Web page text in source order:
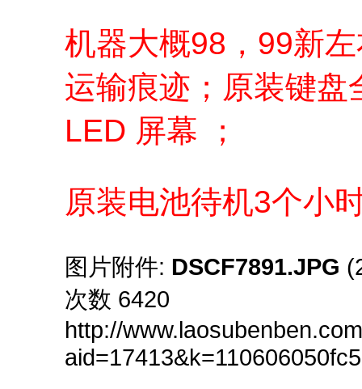
机器大概98，99新
运输痕迹；原装键盘
LED 屏幕 ；
原装电池待机3个小
图片附件: DSCF7891.JPG
次数 6420
http://